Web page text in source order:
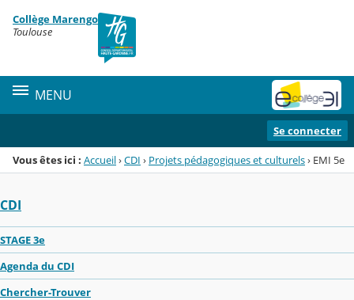
Menu de la rubrique
Contenu
Collège Marengo
Toulouse
MENU
Se connecter
Vous êtes ici : Accueil›CDI › Projets pédagogiques et culturels› EMI 5e
CDI
STAGE 3e
Agenda du CDI
Chercher-Trouver